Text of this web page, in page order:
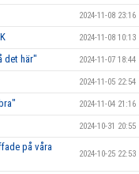
2024-11-08 23:16
2024-11-08 10:13
det här" 2024-11-07 18:44
2024-11-05 22:54
2024-11-04 21:16
2024-10-31 20:55
på våra
2024-10-25 22:53